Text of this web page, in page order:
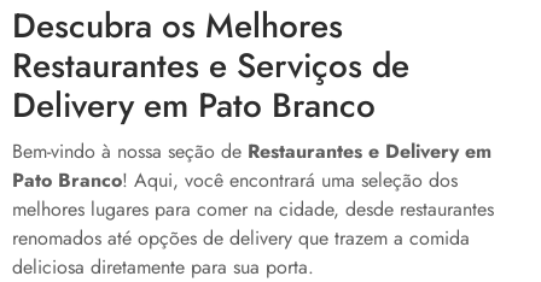
Descubra os Melhores
Restaurantes e Serviços de
Delivery em Pato Branco
Bem-vindo à nossa seção de Restaurantes e Delivery em
Pato Branco! Aqui, você encontrará uma seleção dos
melhores lugares para comer na cidade, desde restaurantes
renomados até opções de delivery que trazem a comida
deliciosa diretamente para sua porta.